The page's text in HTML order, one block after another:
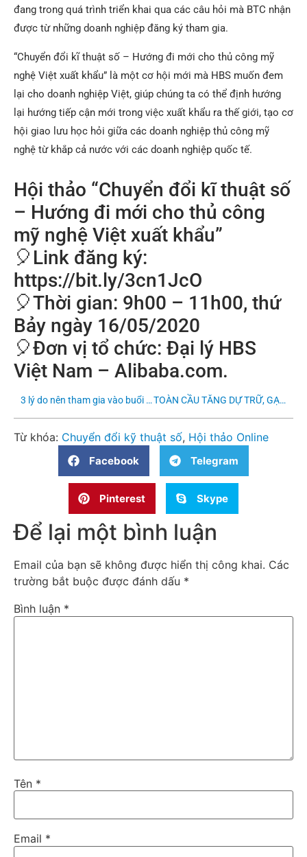
đang trong quá trình triển khai qua các câu hỏi mà BTC nhận
được từ những doanh nghiệp đăng ký tham gia.
“Chuyển đổi kĩ thuật số – Hướng đi mới cho thủ công mỹ
nghệ Việt xuất khẩu” là một cơ hội mới mà HBS muốn đem
lại cho doanh nghiệp Việt, giúp chúng ta có thể định hướng
lại hướng tiếp cận mới trong việc xuất khẩu ra thế giới, tạo cơ
hội giao lưu học hỏi giữa các doanh nghiệp thủ công mỹ
nghệ từ khắp cả nước với các doanh nghiệp quốc tế.
Hội thảo “Chuyển đổi kĩ thuật số
– Hướng đi mới cho thủ công
mỹ nghệ Việt xuất khẩu”
🎈 Link đăng ký:
https://bit.ly/3cn1JcO
🎈Thời gian: 9h00 – 11h00, thứ
Bảy ngày 16/05/2020
🎈Đơn vị tổ chức: Đại lý HBS
Việt Nam – Alibaba.com.
3 lý do nên tham gia vào buổi hội thảo online ngày 16.5 TOÀN CẦU TĂNG DỰ TRỮ, GẠO VIỆT NAM LẬP KỸ LỤC VỀ GIÁ
Từ khóa: Chuyển đổi kỹ thuật số, Hội thảo Online
Facebook Telegram
Pinterest Skype
Để lại một bình luận
Email của bạn sẽ không được hiển thị công khai. Các
trường bắt buộc được đánh dấu *
Bình luận *
Tên *
Email *